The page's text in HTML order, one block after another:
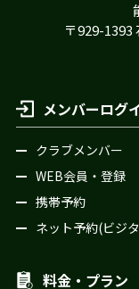
〒929-1393
メンバーログ
クラブメンバー
WEB会員・登録
携帯予約
ネット予約(ビジ
料金・プラン